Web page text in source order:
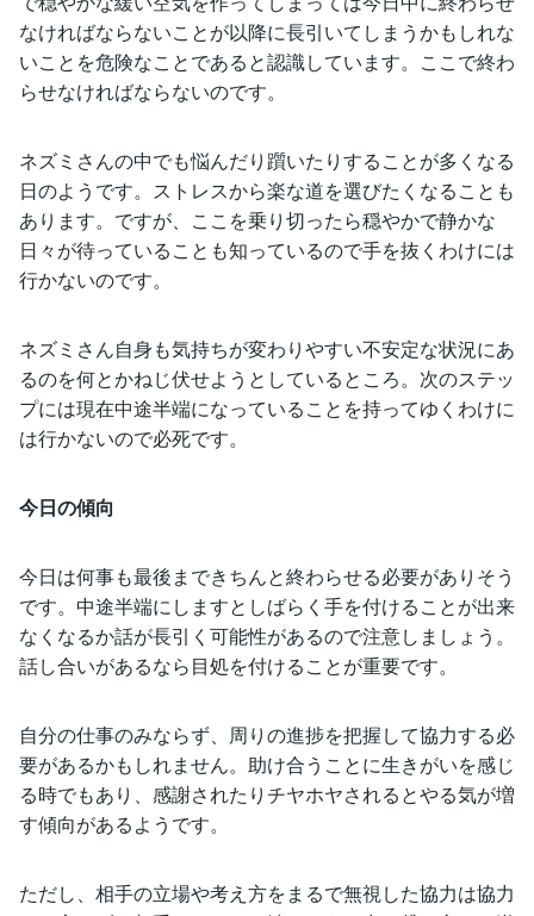
なければならないことが以降に長引いてしまうかもしれな
いことを危険なことであると認識しています。ここで終わ
らせなければならないのです。
ネズミさんの中でも悩んだり躓いたりすることが多くなる
日のようです。ストレスから楽な道を選びたくなることも
あります。ですが、ここを乗り切ったら穏やかで静かな
日々が待っていることも知っているので手を抜くわけには
行かないのです。
ネズミさん自身も気持ちが変わりやすい不安定な状況にあ
るのを何とかねじ伏せようとしているところ。次のステッ
プには現在中途半端になっていることを持ってゆくわけに
は行かないので必死です。
今日の傾向
今日は何事も最後まできちんと終わらせる必要がありそう
です。中途半端にしますとしばらく手を付けることが出来
なくなるか話が長引く可能性があるので注意しましょう。
話し合いがあるなら目処を付けることが重要です。
自分の仕事のみならず、周りの進捗を把握して協力する必
要があるかもしれません。助け合うことに生きがいを感じ
る時でもあり、感謝されたりチヤホヤされるとやる気が増
す傾向があるようです。
ただし、相手の立場や考え方をまるで無視した協力は協力